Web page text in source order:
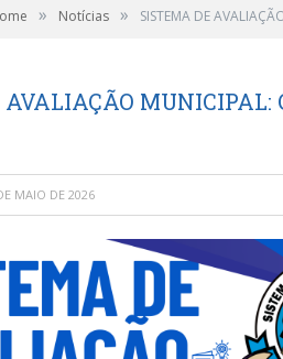
» Notícias » SISTEMA DE
MUNICIPAL:
MAIO DE 2026